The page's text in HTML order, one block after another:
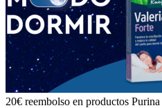
20€ reembolso en productos Purina